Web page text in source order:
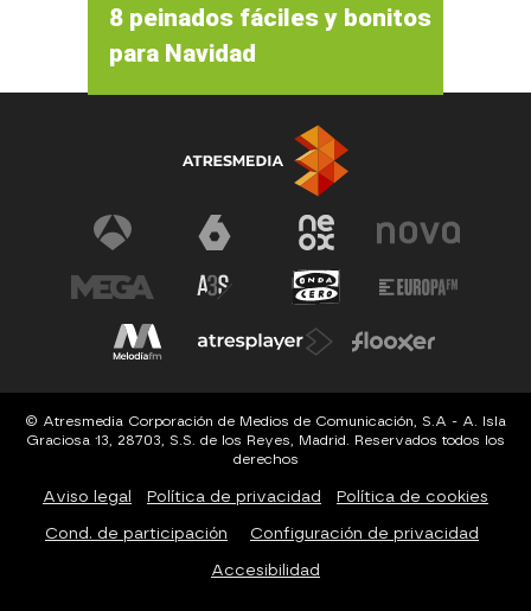
8 peinados fáciles y bonitos
para Navidad
© Atresmedia Corporación de Medios de Comunicación, S.A - A. Isla
Graciosa 13, 28703, S.S. de los Reyes, Madrid. Reservados todos los
derechos
Aviso legal Política de privacidad Política de cookies
Cond. de participación Configuración de privacidad
Accesibilidad